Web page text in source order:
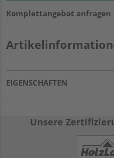
Komplettangebot anfragen
EIGENSCHAFTEN
Unsere